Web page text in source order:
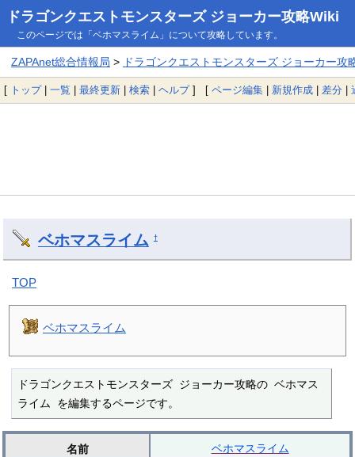
ドラゴンクエストモンスターズ ジョーカー攻略Wiki
このページでは「ベホマスライム」について攻略しています。
ZAPAnet総合情報局 > ドラゴンクエストモンスターズ ジョーカー攻
[ トップ| 一覧 | 最終更新 | 検索 | ヘルプ] [ ページ編集 | 新規作成 | 差分 |
ベホマスライム †
TOP
ベホマスライム
ドラゴンクエストモンスターズ ジョーカー攻略の ベホマス
ライム を編集するページです。
名前 ベホマスライム